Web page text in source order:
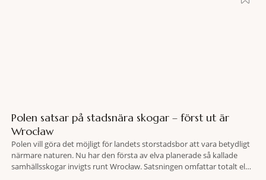
Polen satsar på stadsnära skogar – först ut är
Wrocław
Polen vill göra det möjligt för landets storstadsbor att vara betydligt
närmare naturen. Nu har den första av elva planerade så kallade
samhällsskogar invigts runt Wrocław. Satsningen omfattar totalt elva